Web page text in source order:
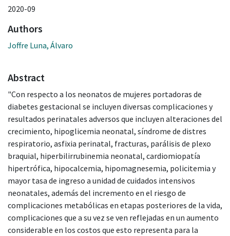
2020-09
Authors
Joffre Luna, Álvaro
Abstract
"Con respecto a los neonatos de mujeres portadoras de
diabetes gestacional se incluyen diversas complicaciones y
resultados perinatales adversos que incluyen alteraciones del
crecimiento, hipoglicemia neonatal, síndrome de distres
respiratorio, asfixia perinatal, fracturas, parálisis de plexo
braquial, hiperbilirrubinemia neonatal, cardiomiopatía
hipertrófica, hipocalcemia, hipomagnesemia, policitemia y
mayor tasa de ingreso a unidad de cuidados intensivos
neonatales, además del incremento en el riesgo de
complicaciones metabólicas en etapas posteriores de la vida,
complicaciones que a su vez se ven reflejadas en un aumento
considerable en los costos que esto representa para la